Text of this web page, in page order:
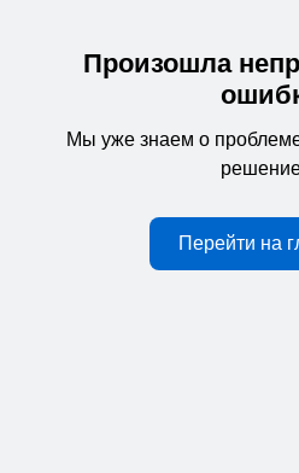
Произошла
Мы уже знаем о
Перейти на